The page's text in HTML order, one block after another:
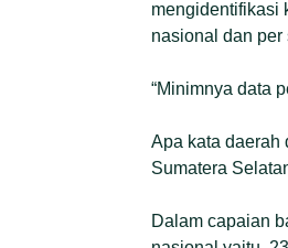
mengidentifikasi
nasional dan per
“Minimnya data
Apa kata daerah
Sumatera
Dalam capaian